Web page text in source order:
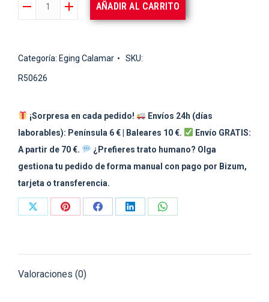
CAÑA
cantidad
AÑADIR AL CARRITO
Categoría: Eging Calamar SKU:
R50626
¡Sorpresa en cada pedido!
Envíos 24h (días
laborables): Península 6 € | Baleares 10 €.
Envío GRATIS:
A partir de 70 €.
¿Prefieres trato humano? Olga
gestiona tu pedido de forma manual con pago por Bizum,
tarjeta o transferencia.
Share
Share
Share
Share
Share
Valoraciones (0)